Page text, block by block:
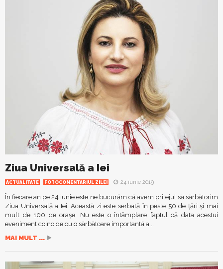
Ziua Universală a Iei
ACTUALITATE FOTOCOMENTARIUL ZILEI 24 iunie 2019
În fiecare an pe 24 iunie este ne bucurăm că avem prilejul să sărbătorim
Ziua Universală a Iei. Această zi este serbată în peste 50 de țări și mai
mult de 100 de orașe. Nu este o întâmplare faptul că data acestui
eveniment coincide cu o sărbătoare importantă a...
MAI MULT ...